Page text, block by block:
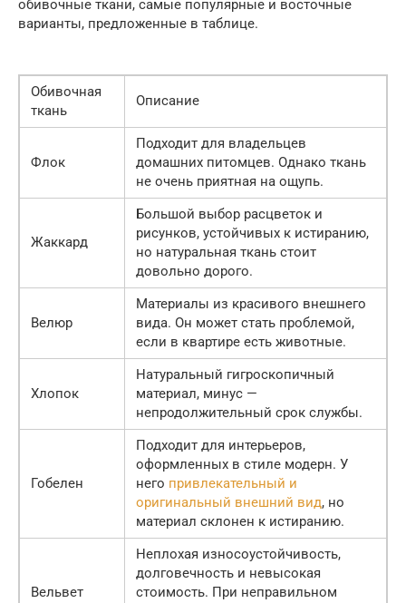
обивочные ткани, самые популярные и восточные
варианты, предложенные в таблице.
Обивочная
ткань
Описание
Флок
Подходит для владельцев
домашних питомцев. Однако ткань
не очень приятная на ощупь.
Жаккард
Большой выбор расцветок и
рисунков, устойчивых к истиранию,
но натуральная ткань стоит
довольно дорого.
Велюр
Материалы из красивого внешнего
вида. Он может стать проблемой,
если в квартире есть животные.
Хлопок
Натуральный гигроскопичный
материал, минус —
непродолжительный срок службы.
Гобелен
Подходит для интерьеров,
оформленных в стиле модерн. У
него привлекательный и
оригинальный внешний вид, но
материал склонен к истиранию.
Вельвет
Неплохая износоустойчивость,
долговечность и невысокая
стоимость. При неправильном